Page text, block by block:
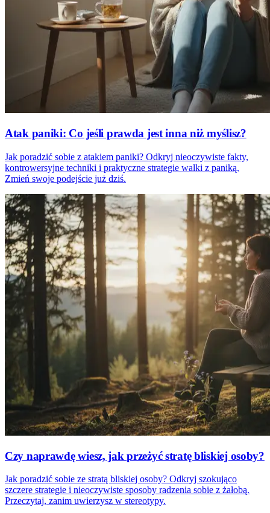
Atak paniki: Co jeśli prawda jest inna niż myślisz?
Jak poradzić sobie z atakiem paniki? Odkryj nieoczywiste fakty,
kontrowersyjne techniki i praktyczne strategie walki z paniką.
Zmień swoje podejście już dziś.
Czy naprawdę wiesz, jak przeżyć stratę bliskiej osoby?
Jak poradzić sobie ze stratą bliskiej osoby? Odkryj szokująco
szczere strategie i nieoczywiste sposoby radzenia sobie z żałobą.
Przeczytaj, zanim uwierzysz w stereotypy.